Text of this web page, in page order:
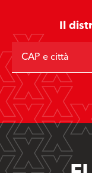
Il
CAP e città